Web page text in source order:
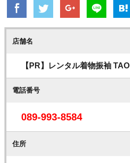
店舗名
【PR】レンタル着物振袖 TAO
電話番号
089-993-8584
住所